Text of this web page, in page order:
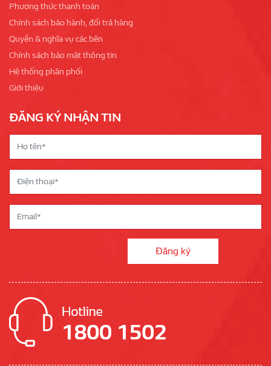
Phương thức thanh toán
Chính sách bảo hành, đổi trả hàng
Quyền & nghĩa vụ các bên
Chính sách bảo mật thông tin
Hệ thống phân phối
Giới thiệu
ĐĂNG KÝ NHẬN TIN